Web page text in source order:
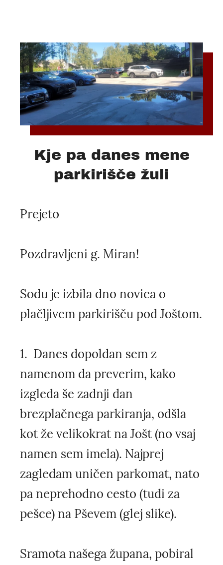
Kje pa danes mene
parkirišče žuli
Prejeto
Pozdravljeni g. Miran!
Sodu je izbila dno novica o
plačljivem parkirišču pod Joštom.
1. Danes dopoldan sem z
namenom da preverim, kako
izgleda še zadnji dan
brezplačnega parkiranja, odšla
kot že velikokrat na Jošt (no vsaj
namen sem imela). Najprej
zagledam uničen parkomat, nato
pa neprehodno cesto (tudi za
pešce) na Pševem (glej slike).
Sramota našega župana, pobiral